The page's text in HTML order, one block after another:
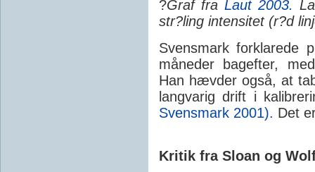
?Graf fra Laut 2003.
str?ling intensitet (r?d
Svensmark forklarede
måneder bagefter,
Han hævder også, at
langvarig drift i
Svensmark 2001). Det
Kritik fra Sloan og